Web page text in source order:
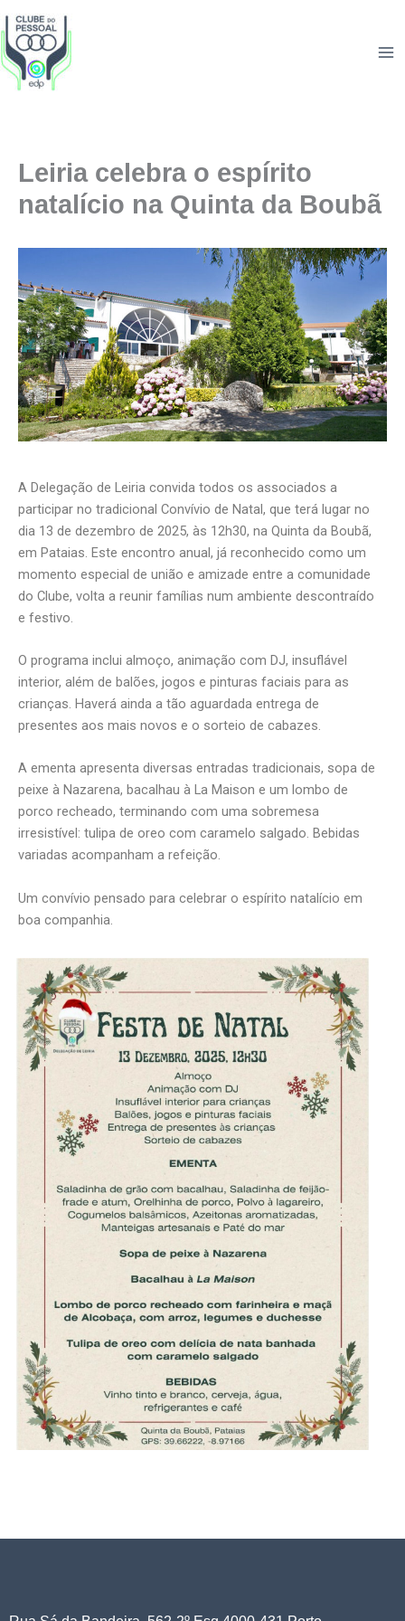
to
content
Leiria celebra o espírito
natalício na Quinta da Boubã
A Delegação de Leiria convida todos os associados a
participar no tradicional Convívio de Natal, que terá lugar no
dia 13 de dezembro de 2025, às 12h30, na Quinta da Boubã,
em Pataias. Este encontro anual, já reconhecido como um
momento especial de união e amizade entre a comunidade
do Clube, volta a reunir famílias num ambiente descontraído
e festivo.
O programa inclui almoço, animação com DJ, insuflável
interior, além de balões, jogos e pinturas faciais para as
crianças. Haverá ainda a tão aguardada entrega de
presentes aos mais novos e o sorteio de cabazes.
A ementa apresenta diversas entradas tradicionais, sopa de
peixe à Nazarena, bacalhau à La Maison e um lombo de
porco recheado, terminando com uma sobremesa
irresistível: tulipa de oreo com caramelo salgado. Bebidas
variadas acompanham a refeição.
Um convívio pensado para celebrar o espírito natalício em
boa companhia.